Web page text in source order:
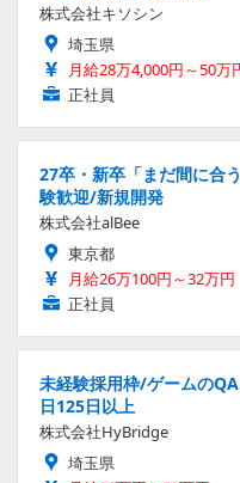
株式会社キソシン
埼玉県
月給28万4,000円～50万
正社員
27卒・新卒「まだ間に合
験歓迎/新規開発
株式会社alBee
東京都
月給26万100円～32万円
正社員
未経験採用枠/ゲームの
日125日以上
株式会社HyBridge
埼玉県